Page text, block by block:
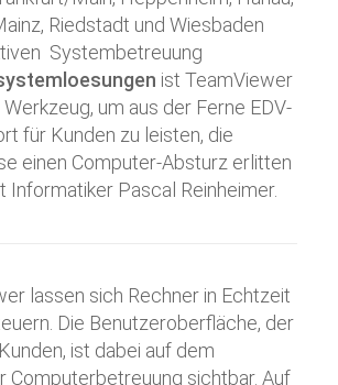
Riedstadt und Wiesbaden
Systembetreuung
ist TeamViewer
um aus der Ferne EDV-
für Kunden zu leisten, die
einen Computer-Absturz erlitten
Informatiker Pascal Reinheimer.
lassen sich Rechner in Echtzeit
Die Benutzeroberfläche, der
ist dabei auf dem
Computerbetreuung sichtbar. Auf